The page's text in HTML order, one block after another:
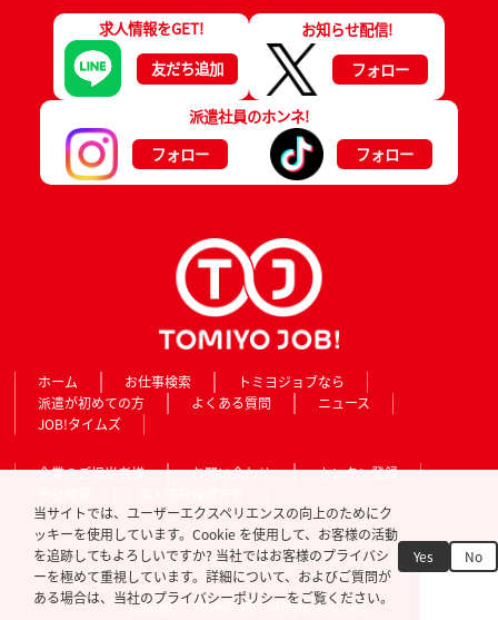
求人情報をGET!
友だち追加
お知らせ配信!
フォロー
派遣社員のホンネ!
フォロー
フォロー
ホーム お仕事検索
トミヨジョブなら
派遣が初めての方
よくある質問
ニュース
JOB!タイムズ
企業のご担当者様 お問い合わせ
カンタン登録
Copyright © TOMIYO JOB!. All Rights Reserved.
当サイトでは、ユーザーエクスペリエンスの向上のためにク
ッキーを使用しています。Cookie を使用して、お客様の活動
を追跡してもよろしいですか? 当社ではお客様のプライバシ
ーを極めて重視しています。詳細について、およびご質問が
ある場合は、当社のプライバシーポリシーをご覧ください。
Yes No